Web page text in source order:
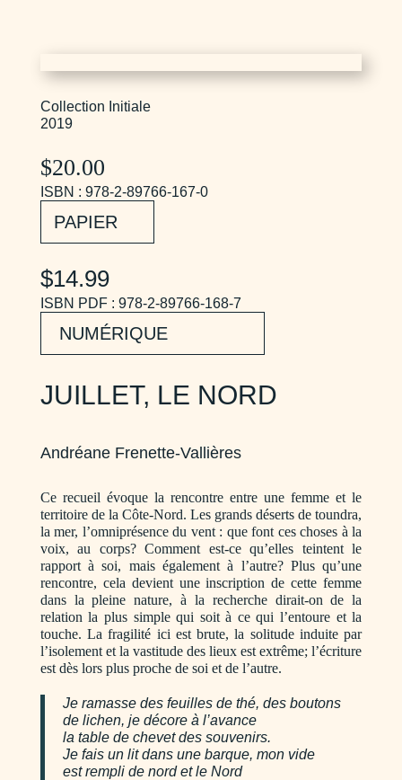
Collection Initiale
2019
$20.00
ISBN : 978-2-89766-167-0
PAPIER
$14.99
ISBN PDF : 978-2-89766-168-7
NUMÉRIQUE
JUILLET, LE NORD
Andréane Frenette-Vallières
Ce recueil évoque la rencontre entre une femme et le
territoire de la Côte-Nord. Les grands déserts de toundra,
la mer, l’omniprésence du vent : que font ces choses à la
voix, au corps? Comment est-ce qu’elles teintent le
rapport à soi, mais également à l’autre? Plus qu’une
rencontre, cela devient une inscription de cette femme
dans la pleine nature, à la recherche dirait-on de la
relation la plus simple qui soit à ce qui l’entoure et la
touche. La fragilité ici est brute, la solitude induite par
l’isolement et la vastitude des lieux est extrême; l’écriture
est dès lors plus proche de soi et de l’autre.
Je ramasse des feuilles de thé, des boutons
de lichen, je décore à l’avance
la table de chevet des souvenirs.
Je fais un lit dans une barque, mon vide
est rempli de nord et le Nord